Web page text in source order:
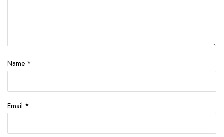
Name *
Email *